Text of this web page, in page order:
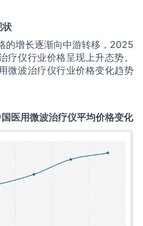
状
的增长逐渐向中游转移，2025
疗仪行业价格呈现上升态势。
微波治疗仪行业价格变化趋势
医用微波治疗仪平均价格变化